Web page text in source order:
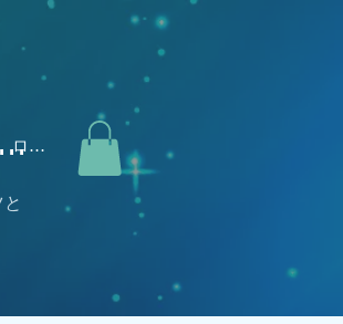
ログイン